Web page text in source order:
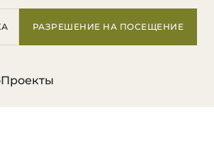
РАЗРЕШЕНИЕ НА ПОСЕЩЕНИЕ
Проекты